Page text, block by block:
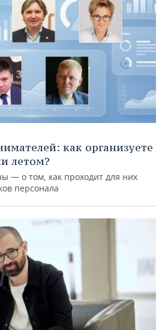
как организуете
летом?
— о том, как проходит для них
персонала